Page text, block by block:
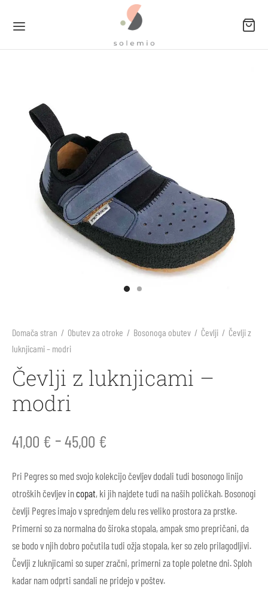
Domača stran / Obutev za otroke / Bosonoga obutev / Čevlji / Čevlji z
luknjicami – modri
Čevlji z luknjicami –
modri
41,00 € –45,00 €
Pri Pegres so med svojo kolekcijo čevljev dodali tudi bosonogo linijo
otroških čevljev incopat, ki jih najdete tudi na naših poličkah. Bosonogi
čevlji Pegres imajo v sprednjem delu res veliko prostora za prstke.
Primerni so za normalna do široka stopala, ampak smo prepričani, da
se bodo v njih dobro počutila tudi ožja stopala, ker so zelo prilagodljivi.
Čevlji z luknjicami so super zračni, primerni za tople poletne dni. Sploh
kadar nam odprti sandali ne pridejo v poštev.